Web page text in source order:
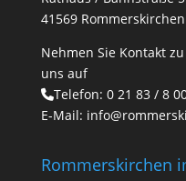
41569 Rommerskirchen
Nehmen Sie Kontakt zu
uns auf
Telefon: 0 21 83 / 8
E-Mail:
Rommerskirchen